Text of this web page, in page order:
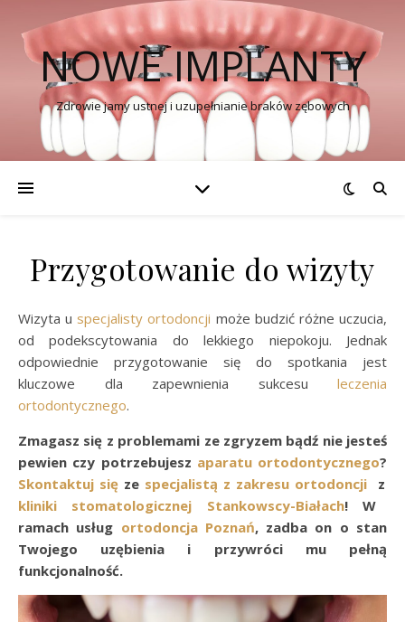
NOWE IMPLANTY
Zdrowie jamy ustnej i uzupełnianie braków zębowych
Przygotowanie do wizyty
Wizyta u specjalisty ortodoncji może budzić różne uczucia,
od podekscytowania do lekkiego niepokoju. Jednak
odpowiednie przygotowanie się do spotkania jest
kluczowe dla zapewnienia sukcesu leczenia
ortodontycznego.
Zmagasz się z problemami ze zgryzem bądź nie jesteś
pewien czy potrzebujesz aparatu ortodontycznego?
Skontaktuj się ze specjalistą z zakresu ortodoncji z
kliniki stomatologicznej Stankowscy-Białach! W
ramach usług ortodoncja Poznań, zadba on o stan
Twojego uzębienia i przywróci mu pełną
funkcjonalność.